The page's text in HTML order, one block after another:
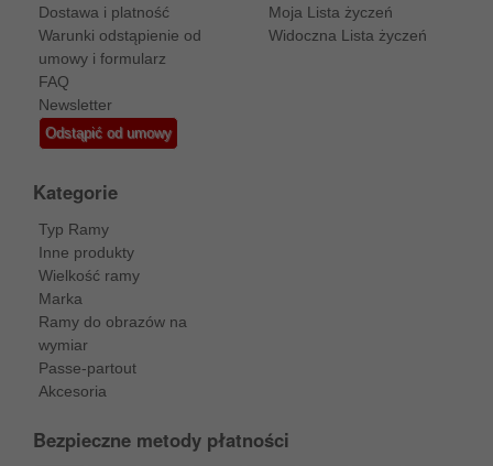
Dostawa i platność
Warunki odstąpienie od
umowy i formularz
FAQ
Newsletter
Odstąpić od umowy
Moja Lista życzeń
Widoczna Lista życzeń
Kategorie
Typ Ramy
Inne produkty
Wielkość ramy
Marka
Ramy do obrazów na
wymiar
Passe-partout
Akcesoria
Bezpieczne metody płatności